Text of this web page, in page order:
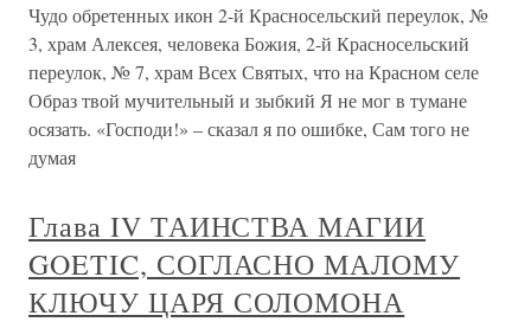
Чудо обретенных икон 2-й Красносельский переулок, №
3, храм Алексея, человека Божия, 2-й Красносельский
переулок, № 7, храм Всех Святых, что на Красном селе
Образ твой мучительный и зыбкий Я не мог в тумане
осязать. «Господи!» – сказал я по ошибке, Сам того не
думая
Глава IV ТАИНСТВА МАГИИ
GOETIC, СОГЛАСНО МАЛОМУ
КЛЮЧУ ЦАРЯ СОЛОМОНА